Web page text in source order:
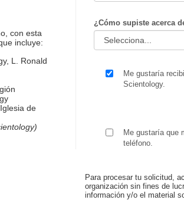
con esta
incluye:
L. Ronald
de
¿Cómo supiste acerca
Me gustaría
Scientology.
Me gustaría que
teléfono.
Para procesar tu solicitud,
organización sin fines de
información y/o el material